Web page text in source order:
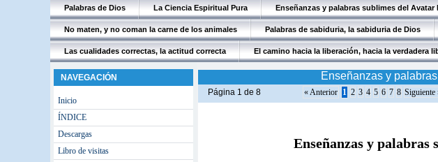
Enseñanzas y
Página 1 de 8 « Anterior 1 2 3 4 5 6 7 8 Siguiente
Enseñanzas y palabras
Palabras de Dios La Ciencia Espiritual Pura Enseñanzas y palabras sublimes del Avatar
No maten, y no coman la carne de los animales Palabras de sabiduria, la sabiduria de Dios
Las cualidades correctas, la actitud correcta El camino hacia la liberación, hacia la verdadera
NAVEGACIÓN
Inicio
ÍNDICE
Descargas
Libro de visitas